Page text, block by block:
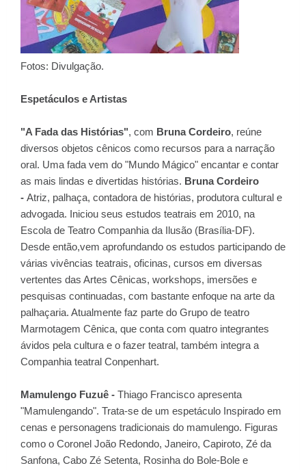
Fotos: Divulgação.
Espetáculos e Artistas
"A Fada das Histórias", com Bruna Cordeiro, reúne
diversos objetos cênicos como recursos para a narração
oral. Uma fada vem do "Mundo Mágico" encantar e contar
as mais lindas e divertidas histórias. Bruna Cordeiro
- Atriz, palhaça, contadora de histórias, produtora cultural e
advogada. Iniciou seus estudos teatrais em 2010, na
Escola de Teatro Companhia da Ilusão (Brasília-DF).
Desde então,vem aprofundando os estudos participando de
várias vivências teatrais, oficinas, cursos em diversas
vertentes das Artes Cênicas, workshops, imersões e
pesquisas continuadas, com bastante enfoque na arte da
palhaçaria. Atualmente faz parte do Grupo de teatro
Marmotagem Cênica, que conta com quatro integrantes
ávidos pela cultura e o fazer teatral, também integra a
Companhia teatral Conpenhart.
Mamulengo Fuzuê - Thiago Francisco apresenta
"Mamulengando". Trata-se de um espetáculo Inspirado em
cenas e personagens tradicionais do mamulengo. Figuras
como o Coronel João Redondo, Janeiro, Capiroto, Zé da
Sanfona, Cabo Zé Setenta, Rosinha do Bole-Bole e